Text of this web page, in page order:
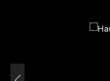
Bildergalerie überspringen